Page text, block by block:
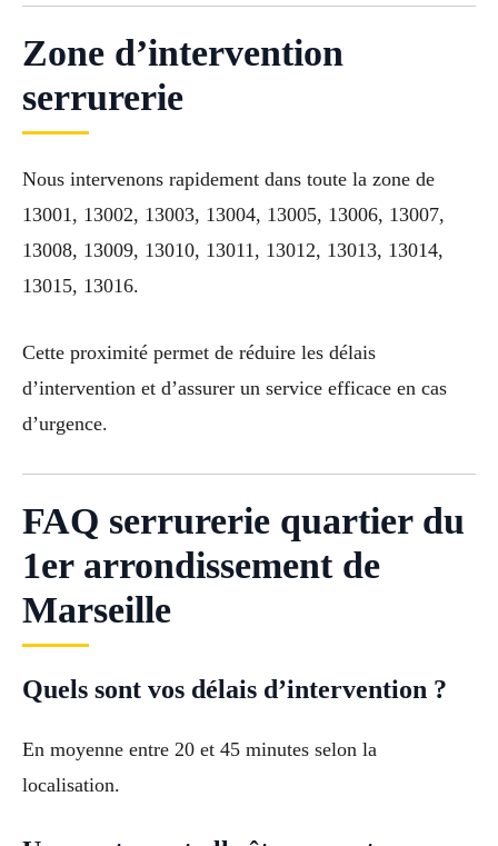
Zone d’intervention
serrurerie
Nous intervenons rapidement dans toute la zone de
13001, 13002, 13003, 13004, 13005, 13006, 13007,
13008, 13009, 13010, 13011, 13012, 13013, 13014,
13015, 13016.
Cette proximité permet de réduire les délais
d’intervention et d’assurer un service efficace en cas
d’urgence.
FAQ serrurerie quartier du
1er arrondissement de
Marseille
Quels sont vos délais d’intervention ?
En moyenne entre 20 et 45 minutes selon la
localisation.